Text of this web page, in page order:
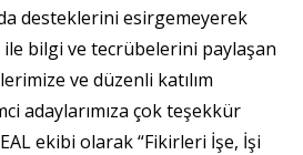
desteklerini esirgemeyerek
bilgi ve tecrübelerini paylaşan
ve düzenli katılım
adaylarımıza çok teşekkür
ekibi olarak “Fikirleri İşe, İşi